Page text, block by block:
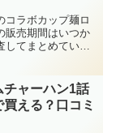
コラボカップ麺ロ
販売期間はいつか
てまとめていき
年8月１日から発
チャーハン1話
える？口コミ